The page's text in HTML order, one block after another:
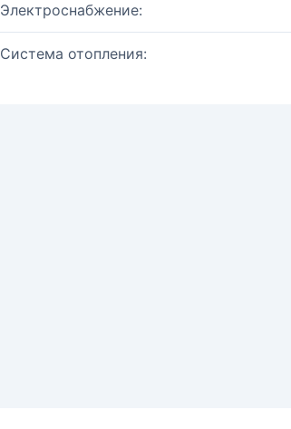
Электроснабжение:
Система отопления: